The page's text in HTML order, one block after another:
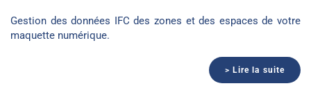
Gestion des données IFC des zones et des espaces de votre
maquette numérique.
> Lire la suite